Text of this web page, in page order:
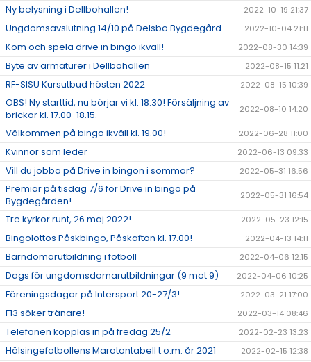
Ny belysning i Dellbohallen! 2022-10-19 21:37
Ungdomsavslutning 14/10 på Delsbo Bygdegård 2022-10-04 21:11
Kom och spela drive in bingo ikväll! 2022-08-30 14:39
Byte av armaturer i Dellbohallen 2022-08-15 11:21
RF-SISU Kursutbud hösten 2022 2022-08-15 10:39
OBS! Ny starttid, nu börjar vi kl. 18.30! Försäljning av
brickor kl. 17.00-18.15.
2022-08-10 14:20
Välkommen på bingo ikväll kl. 19.00! 2022-06-28 11:00
Kvinnor som leder 2022-06-13 09:33
Vill du jobba på Drive in bingon i sommar? 2022-05-31 16:56
Premiär på tisdag 7/6 för Drive in bingo på
Bygdegården!
2022-05-31 16:54
Tre kyrkor runt, 26 maj 2022! 2022-05-23 12:15
Bingolottos Påskbingo, Påskafton kl. 17.00! 2022-04-13 14:11
Barndomarutbildning i fotboll 2022-04-06 12:15
Dags för ungdomsdomarutbildningar (9 mot 9) 2022-04-06 10:25
Föreningsdagar på Intersport 20-27/3! 2022-03-21 17:00
F13 söker tränare! 2022-03-14 08:46
Telefonen kopplas in på fredag 25/2 2022-02-23 13:23
Hälsingefotbollens Maratontabell t.o.m. år 2021 2022-02-15 12:38